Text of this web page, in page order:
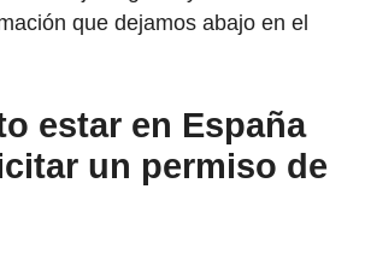
que dejamos abajo en el
estar en España
un permiso de